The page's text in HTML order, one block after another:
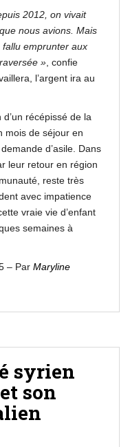
2012, on vivait
nous avions. Mais
emprunter aux
» , confie
l’argent ira au
récépissé de la
mois de séjour en
d’asile. Dans
leur retour en région
reste très
avec impatience
vraie vie d’enfant
semaines à
– Par Maryline
syrien
son